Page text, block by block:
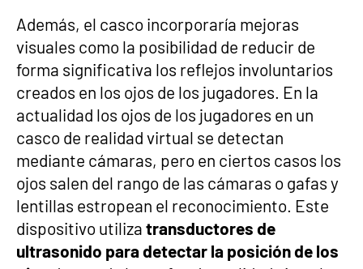
Además, el casco incorporaría mejoras
visuales como la posibilidad de reducir de
forma significativa los reflejos involuntarios
creados en los ojos de los jugadores. En la
actualidad los ojos de los jugadores en un
casco de realidad virtual se detectan
mediante cámaras, pero en ciertos casos los
ojos salen del rango de las cámaras o gafas y
lentillas estropean el reconocimiento. Este
dispositivo utiliza transductores de
ultrasonido para detectar la posición de los